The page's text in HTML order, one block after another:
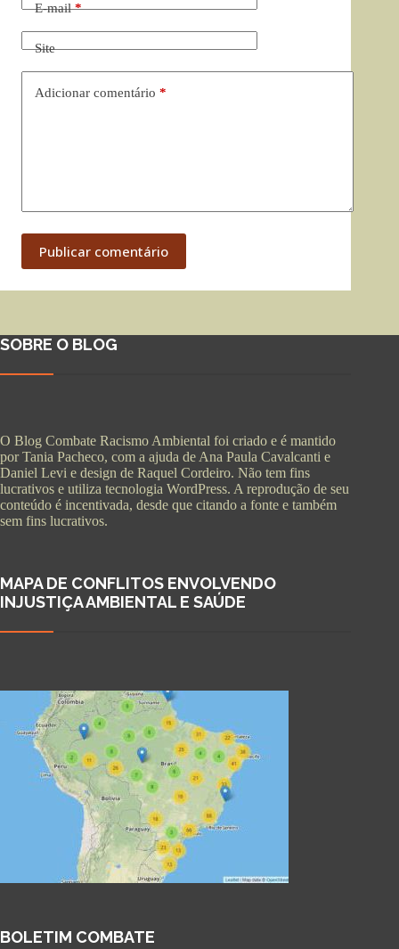
E-mail*
Site
Adicionar comentário *
Publicar comentário
SOBRE O BLOG
O Blog Combate Racismo Ambiental foi criado e é mantido
por Tania Pacheco, com a ajuda de Ana Paula Cavalcanti e
Daniel Levi e design de Raquel Cordeiro. Não tem fins
lucrativos e utiliza tecnologia WordPress. A reprodução de seu
conteúdo é incentivada, desde que citando a fonte e também
sem fins lucrativos.
MAPA DE CONFLITOS ENVOLVENDO
INJUSTIÇA AMBIENTAL E SAÚDE
BOLETIM COMBATE